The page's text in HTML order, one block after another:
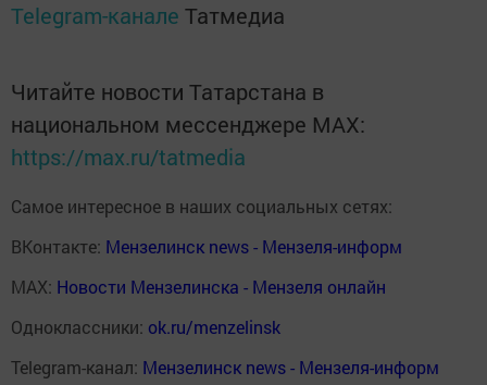
Telegram-канале Татмедиа
Читайте новости Татарстана в
национальном мессенджере MАХ:
https://max.ru/tatmedia
Самое интересное в наших социальных сетях:
ВКонтакте: Мензелинск news - Мензеля-информ
MAX: Новости Мензелинска - Мензеля онлайн
Одноклассники: ok.ru/menzelinsk
Telegram-канал: Мензелинск news - Мензеля-информ